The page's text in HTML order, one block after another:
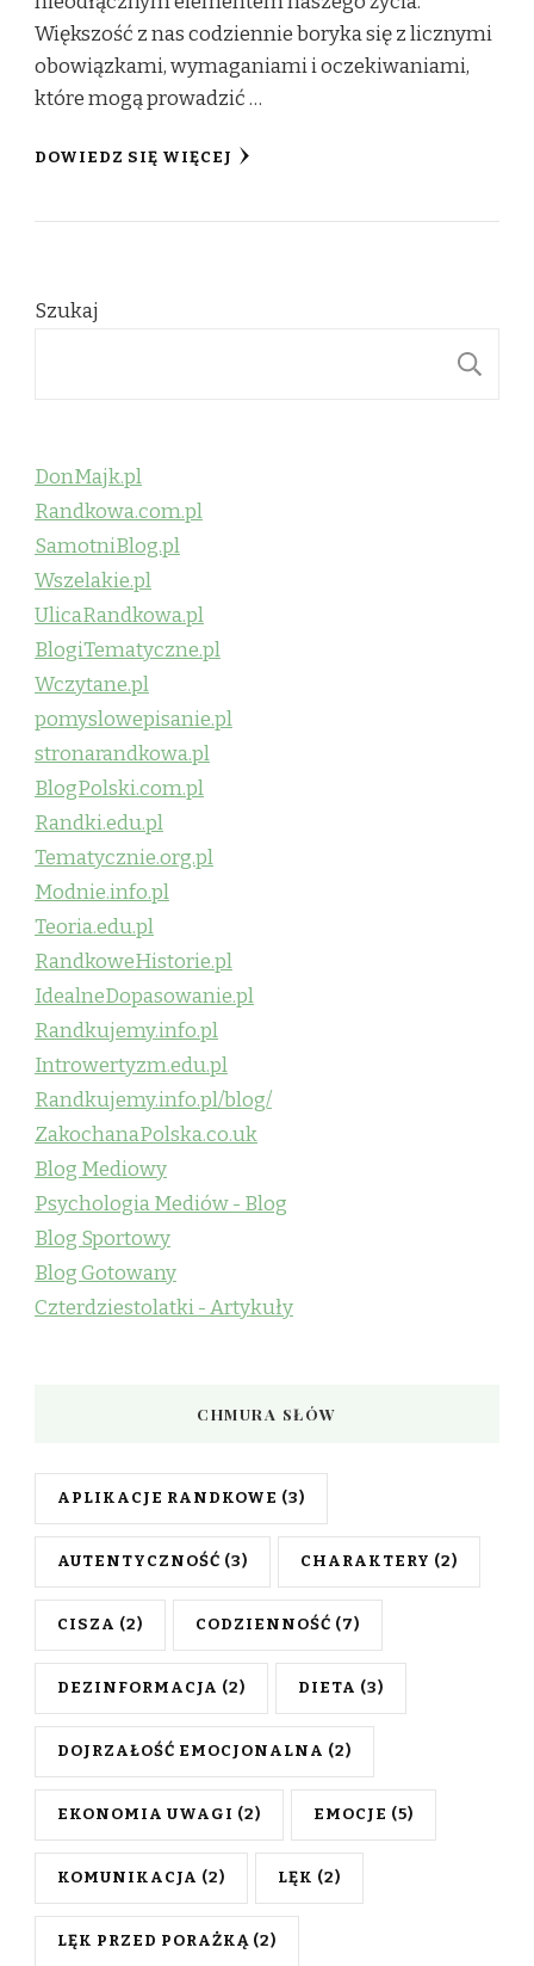
Większość z nas codziennie boryka się z licznymi
obowiązkami, wymaganiami i oczekiwaniami,
które mogą prowadzić …
DOWIEDZ SIĘ WIĘCEJ
Szukaj
DonMajk.pl
Randkowa.com.pl
SamotniBlog.pl
Wszelakie.pl
UlicaRandkowa.pl
BlogiTematyczne.pl
Wczytane.pl
pomyslowepisanie.pl
stronarandkowa.pl
BlogPolski.com.pl
Randki.edu.pl
Tematycznie.org.pl
Modnie.info.pl
Teoria.edu.pl
RandkoweHistorie.pl
IdealneDopasowanie.pl
Randkujemy.info.pl
Introwertyzm.edu.pl
Randkujemy.info.pl/blog/
ZakochanaPolska.co.uk
Blog Mediowy
Psychologia Mediów - Blog
Blog Sportowy
Blog Gotowany
Czterdziestolatki - Artykuły
CHMURA SŁÓW
APLIKACJE RANDKOWE (3)
AUTENTYCZNOŚĆ (3) CHARAKTERY (2)
CISZA (2) CODZIENNOŚĆ (7)
DEZINFORMACJA (2) DIETA (3)
DOJRZAŁOŚĆ EMOCJONALNA (2)
EKONOMIA UWAGI (2) EMOCJE (5)
KOMUNIKACJA (2) LĘK (2)
LĘK PRZED PORAŻKĄ (2)